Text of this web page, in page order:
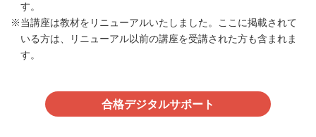
す。
当講座は教材をリニューアルいたしました。ここに掲載されて
いる方は、リニューアル以前の講座を受講された方も含まれま
す。
合格デジタルサポート